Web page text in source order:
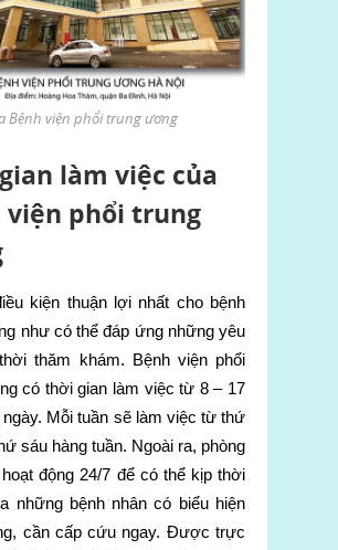
Bệnh viện phổi trung ương
làm việc của
viện phổi trung
kiện thuận lợi nhất cho bệnh
như có thể đáp ứng những yêu
thăm khám. Bệnh viện phổi
có thời gian làm việc từ 8 – 17
Mỗi tuần sẽ làm việc từ thứ
sáu hàng tuần. Ngoài ra, phòng
động 24/7 để có thể kịp thời
những bệnh nhân có biểu hiện
cần cấp cứu ngay. Được trực